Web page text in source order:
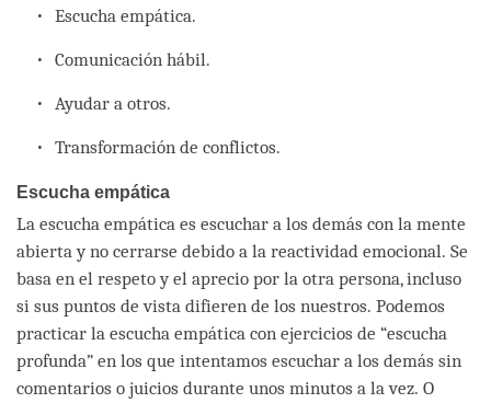
Escucha empática.
Comunicación hábil.
Ayudar a otros.
Transformación de conflictos.
Escucha empática
La escucha empática es escuchar a los demás con la mente
abierta y no cerrarse debido a la reactividad emocional. Se
basa en el respeto y el aprecio por la otra persona, incluso
si sus puntos de vista difieren de los nuestros. Podemos
practicar la escucha empática con ejercicios de “escucha
profunda” en los que intentamos escuchar a los demás sin
comentarios o juicios durante unos minutos a la vez. O